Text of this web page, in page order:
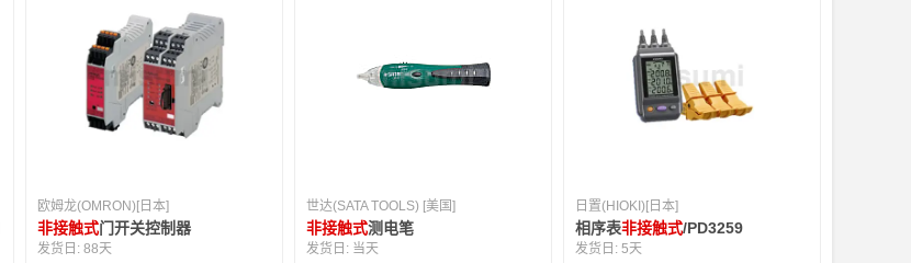
欧姆龙(OMRON)[日本]
非接触式门开关控制器
发货日:88天
世达(SATA TOOLS) [美国]
非接触式测电笔
发货日: 当天
日置(HIOKI)[日本]
相序表非接触式/PD3259
发货日:5天